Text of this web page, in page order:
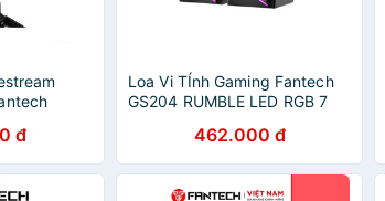
Cao
đ
Loa Vi TÍnh Gaming Fantech
GS204 RUMBLE LED RGB 7
Bluetooth 5.0 Và AUX 3.5mm
- Hàng Chính Hãng
462.000 đ